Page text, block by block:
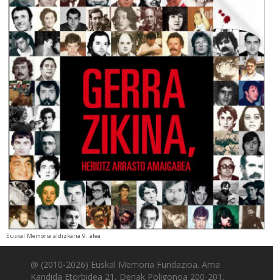
Euskal Memoria aldizkaria 9. alea
@ (2010-2026) Euskal Memoria Fundazioa. Ama
Kandida Etorbidea 21, Denak Poligonoa 200-201.